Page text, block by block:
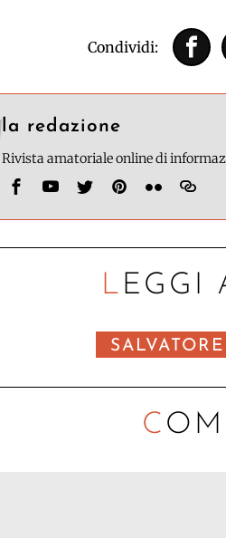
Condividi:
la redazione
Rivista amatoriale online di
LEGGI
C